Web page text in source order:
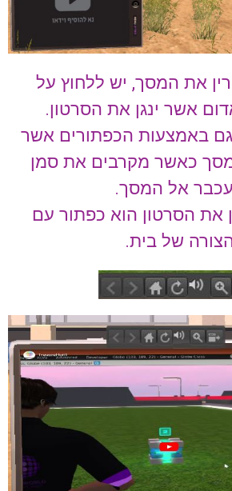
את המסך, יש ללחוץ על
אשר ינגן את הסרטון.
גם באמצעות הכפתורים אשר
כאשר מקרבים את סמן
אל המסך.
את הסרטון הוא כפתור עם
של בית.